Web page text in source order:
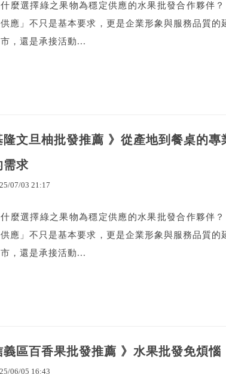
麼選擇綠之果物為穩定供應的水果批發合作夥伴
應」不只是基本要求，更是企業形象與服務品質
，還是承接活動...
隆文旦柚批發推薦 》從產地到餐桌的
需求
/07/03 21:17
麼選擇綠之果物為穩定供應的水果批發合作夥伴
應」不只是基本要求，更是企業形象與服務品質
，還是承接活動...
義區百香果批發推薦 》水果批發免煩
/06/05 16:43